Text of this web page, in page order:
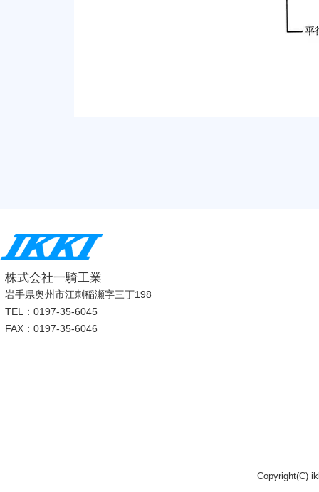
株式会社一騎工業
岩手県奥州市江刺稲瀬字三丁198
TEL：0197-35-6045
FAX：0197-35-6046
Copyright(C)